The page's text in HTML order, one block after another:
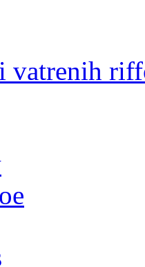
vatrenih